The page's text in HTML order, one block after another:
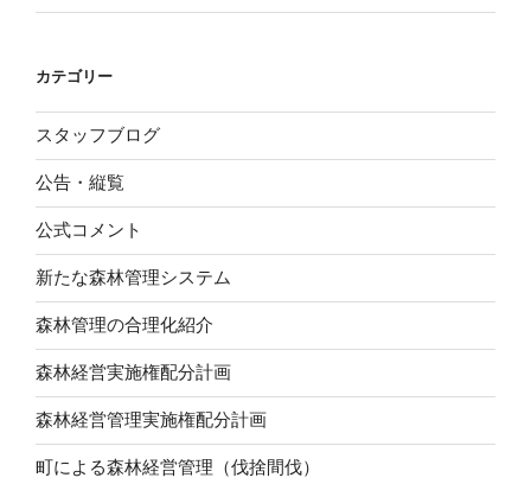
カテゴリー
スタッフブログ
公告・縦覧
公式コメント
新たな森林管理システム
森林管理の合理化紹介
森林経営実施権配分計画
森林経営管理実施権配分計画
町による森林経営管理（伐捨間伐）